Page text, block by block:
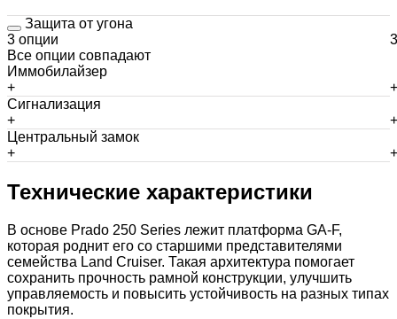
Защита от угона
3 опции
Все опции совпадают
Иммобилайзер
+
+
Сигнализация
+
+
Центральный замок
+
+
Технические характеристики
В основе Prado 250 Series лежит платформа GA-F,
которая роднит его со старшими представителями
семейства Land Cruiser. Такая архитектура помогает
сохранить прочность рамной конструкции, улучшить
управляемость и повысить устойчивость на разных типах
покрытия.